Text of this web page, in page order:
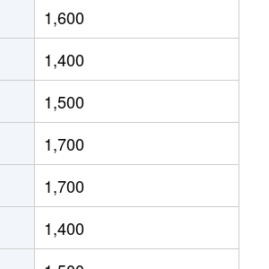
2,000万円 蒲生四丁目
4,400万円 蒲生四丁目
1,400万円 蒲生四丁目
2,200万円 蒲生四丁目
2,100万円 蒲生四丁目
3,800万円 蒲生四丁目
1,600
1,400
1,500
1,700
1,700
1,400